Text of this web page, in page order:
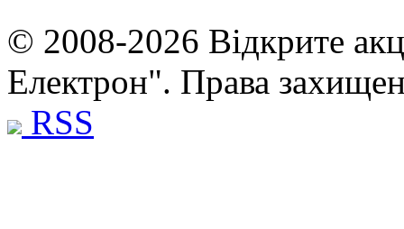
© 2008-2026 Відкрите
Електрон". Права
RSS